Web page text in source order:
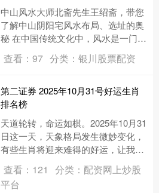
中山风水大师北斋先生王绍斋，带您
了解中山阴阳宅风水布局、选址的奥
秘 在中国传统文化中，风水是一门博
境以及宇宙之间的和谐关系。作为....
查看：97 分类：银川股票配资
第二证券 2025年10月31号好运生肖
排名榜
天道轮转，命运如棋。2025年10月31
日这一天，天象格局发生微妙变化，
有些生肖将迎来难得的好运，让我们
一天收获满满的幸运！ 第....
查看：121
分类：配资网上炒股
平台